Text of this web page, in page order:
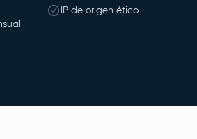
IP de origen ético